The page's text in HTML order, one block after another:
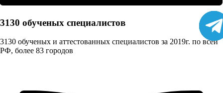
3130 обученых cпециалистов
3130 обученых и аттестованных специалистов за 2019г. по всей
РФ, более 83 городов